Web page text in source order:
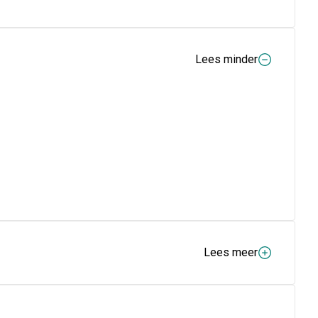
Lees minder
Lees meer
wensen te vergemakkelijken en hun lichaam te